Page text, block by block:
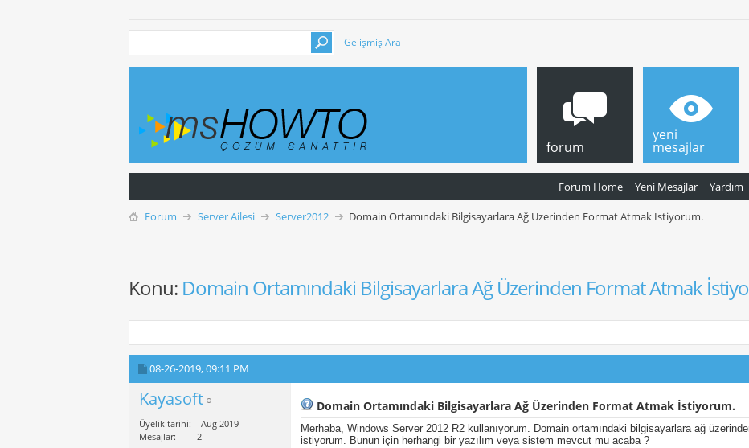
Gelişmiş Ara
forum
Forum Home Yeni Mesajlar Yardım
yeni
mesajlar
Forum Server Ailesi Server2012 Domain Ortamındaki Bilgisayarlara Ağ Üzerinden Format Atmak İstiyorum.
Konu: Domain Ortamındaki Bilgisayarlara Ağ Üzerinden Format Atmak
08-26-2019,09:11 PM
Kayasoft
Üyelik tarihi
Aug 2019
Mesajlar
2
Domain Ortamındaki Bilgisayarlara Ağ Üzerinden Format Atmak İstiyorum.
Merhaba, Windows Server 2012 R2 kullanıyorum. Domain ortamındaki bilgisayarlara ağ
istiyorum. Bunun için herhangi bir yazılım veya sistem mevcut mu acaba ?